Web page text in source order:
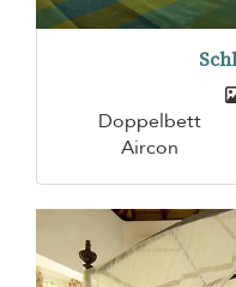
Doppelbett
Aircon